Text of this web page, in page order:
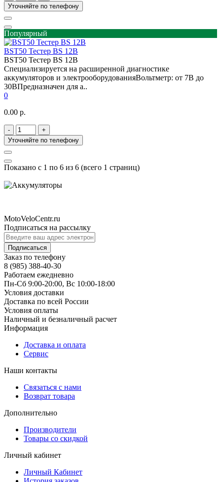
Уточняйте по телефону
Популярный
BST50 Тестер BS 12B
BST50 Тестер BS 12B
Специализируется на расширенной диагностике
аккумуляторов и электрооборудованияВольтметр: от 7В до
30ВПредназначен для а..
0
0.00 р.
-
+
Уточняйте по телефону
Показано с 1 по 6 из 6 (всего 1 страниц)
MotoVeloCentr.ru
Подписаться на рассылку
Подписаться
Заказ по телефону
8 (985) 388-40-30
Работаем ежедневно
Пн-Сб 9:00-20:00, Вс 10:00-18:00
Условия доставки
Доставка по всей России
Условия оплаты
Наличный и безналичный расчет
Информация
Доставка и оплата
Сервис
Наши контакты
Связаться с нами
Возврат товара
Дополнительно
Производители
Товары со скидкой
Личный кабинет
Личный Кабинет